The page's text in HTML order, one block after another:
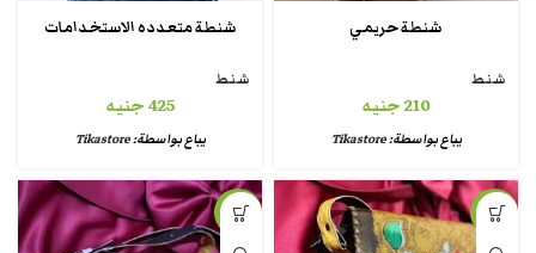
شنطة حريمي
شنط
210جنيه
يباع بواسطة:Tikastore
شنطة متعدده الاستخدامات
شنط
425جنيه
يباع بواسطة:Tikastore
-18%
-15%